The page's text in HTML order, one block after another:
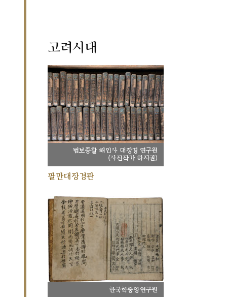
고려시대
법보종찰 해인사 대장경 연구원
(사진작가 하지권)
팔만대장경판
한국학중앙연구원